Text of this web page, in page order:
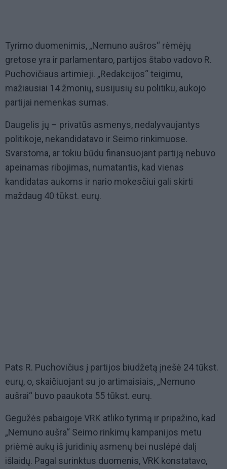
Tyrimo duomenimis, „Nemuno aušros“ rėmėjų
gretose yra ir parlamentaro, partijos štabo vadovo R.
Puchovičiaus artimieji. „Redakcijos“ teigimu,
mažiausiai 14 žmonių, susijusių su politiku, aukojo
partijai nemenkas sumas.
Daugelis jų – privatūs asmenys, nedalyvaujantys
politikoje, nekandidatavo ir Seimo rinkimuose.
Svarstoma, ar tokiu būdu finansuojant partiją nebuvo
apeinamas ribojimas, numatantis, kad vienas
kandidatas aukoms ir nario mokesčiui gali skirti
maždaug 40 tūkst. eurų.
Pats R. Puchovičius į partijos biudžetą įnešė 24 tūkst.
eurų, o, skaičiuojant su jo artimaisiais, „Nemuno
aušrai“ buvo paaukota 55 tūkst. eurų.
Gegužės pabaigoje VRK atliko tyrimą ir pripažino, kad
„Nemuno aušra“ Seimo rinkimų kampanijos metu
priėmė aukų iš juridinių asmenų bei nuslėpė dalį
išlaidų. Pagal surinktus duomenis, VRK konstatavo,